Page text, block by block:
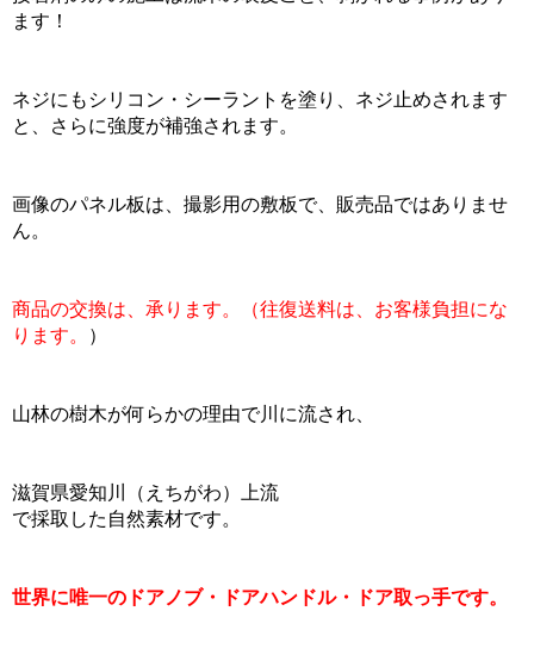
ます！
ネジにもシリコン・シーラントを塗り、ネジ止めされます
と、さらに強度が補強されます。
画像のパネル板は、撮影用の敷板で、販売品ではありませ
ん。
商品の交換は、承ります。（往復送料は、お客様負担にな
ります。
）
山林の樹木が何らかの理由で川に流され、
滋賀県愛知川（えちがわ）上流
で採取した自然素材です。
世界に唯一のドアノブ・ドアハンドル・ドア取っ手です。